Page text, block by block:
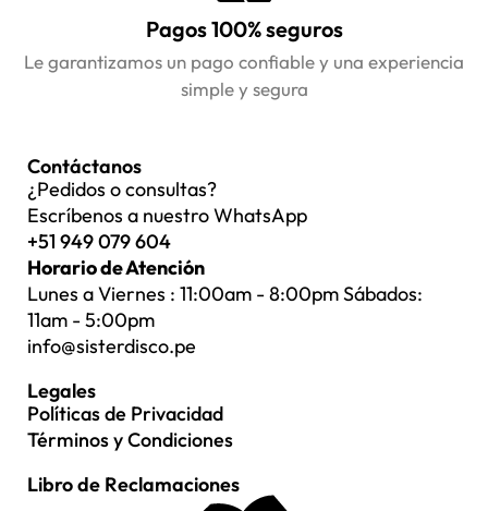
Pagos 100% seguros
Le garantizamos un pago confiable y una experiencia
simple y segura
Contáctanos
¿Pedidos o consultas?
Escríbenos a nuestro WhatsApp
+51 949 079 604
Horario de Atención
Lunes a Viernes : 11:00am - 8:00pm Sábados:
11am - 5:00pm
info@sisterdisco.pe
Legales
Políticas de Privacidad
Términos y Condiciones
Libro de Reclamaciones